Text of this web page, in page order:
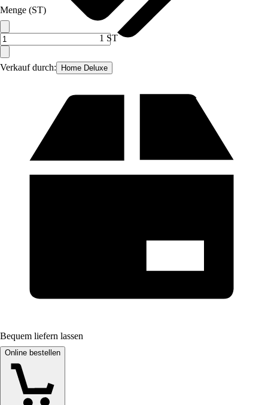
Verkauf durch: Home Deluxe
Menge (ST)
1 ST
Bequem liefern lassen
Online bestellen